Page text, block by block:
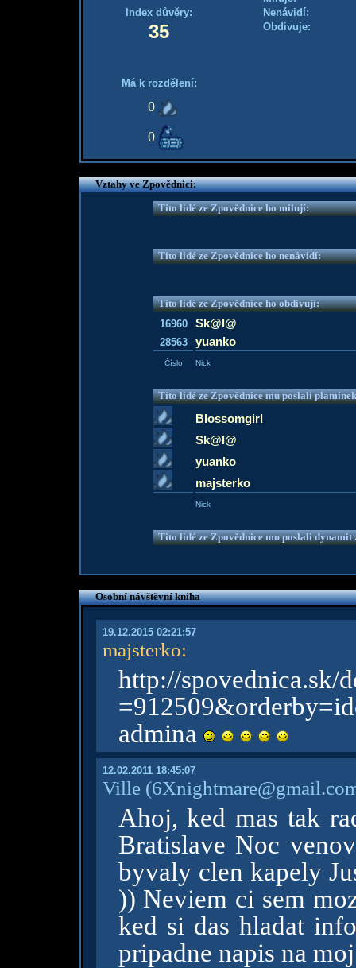
Index důvěry:
35
Má k rozdělení:
0
0
Nenávidí:
Obdivuje:
Vztahy ve Zpovědnici:
Tito lidé ze Zpovědnice ho milují:
Tito lidé ze Zpovědnice ho nenávidí:
Tito lidé ze Zpovědnice ho obdivují:
16960
Sk@l@
28563 yuanko
Číslo Nick
Tito lidé ze Zpovědnice mu poslali
Blossomgirl
Sk@l@
yuanko
majsterko
Nick
Tito lidé ze Zpovědnice mu poslali dynamit
Osobní návštěvní kniha
19.12.2015 02:21:57
majsterko:
http://spovednica.sk/
admina
12.02.2011 18:45:07
Ville
Ahoj, ked mas tak
Bratislave Noc
byvaly clen kapely
)) Neviem ci sem
ked si das hladat
pripadne napis na